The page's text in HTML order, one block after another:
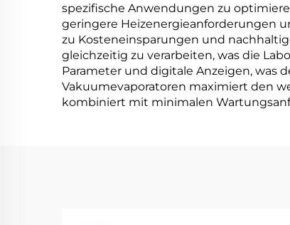
spezifische Anwendungen zu
geringere Heizenergieanforderungen
zu Kosteneinsparungen und
gleichzeitig zu verarbeiten, was die
Parameter und digitale Anzeigen, was
Vakuumevaporatoren maximiert den
kombiniert mit minimalen